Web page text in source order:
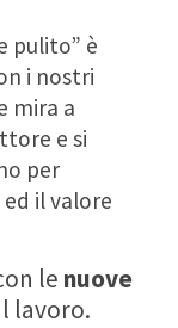
pulito” è
i nostri
mira a
e si
per
il valore
le nuove
lavoro.